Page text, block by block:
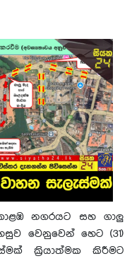
නගරයට සහ ගාලු
වෙනුවෙන් හෙට (31)
ක්‍රියාත්මක කිරීමට